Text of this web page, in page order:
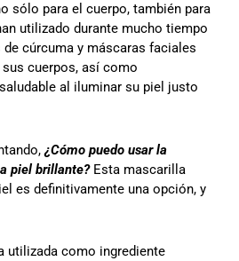
sólo para el cuerpo, también para
utilizado durante mucho tiempo
cúrcuma y máscaras faciales
cuerpos, así como
al iluminar su piel justo
¿Cómo puedo usar la
piel brillante?Esta mascarilla
es definitivamente una opción, y
utilizada como ingrediente